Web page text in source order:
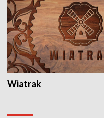
Wiatrak